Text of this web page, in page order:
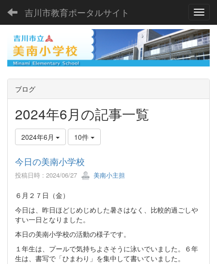
吉川市教育ポータルサイト
ブログ
2024年6月の記事一覧
2024年6月 10件
今日の美南小学校
投稿日時 : 2024/06/27 美南小主担
６月２７日（金）
今日は、昨日ほどじめじめした暑さはなく、比較的過ごしや
すい一日となりました。
本日の美南小学校の活動の様子です。
１年生は、プールで気持ちよさそうに泳いでいました。６年
生は、書写で「ひまわり」を集中して書いていました。